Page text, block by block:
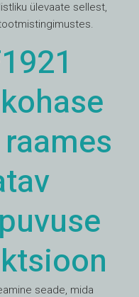
ülevaate sellest,
seade, mida